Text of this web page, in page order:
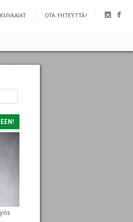
KUVAAJAT OTA YHTEYTTÄ!